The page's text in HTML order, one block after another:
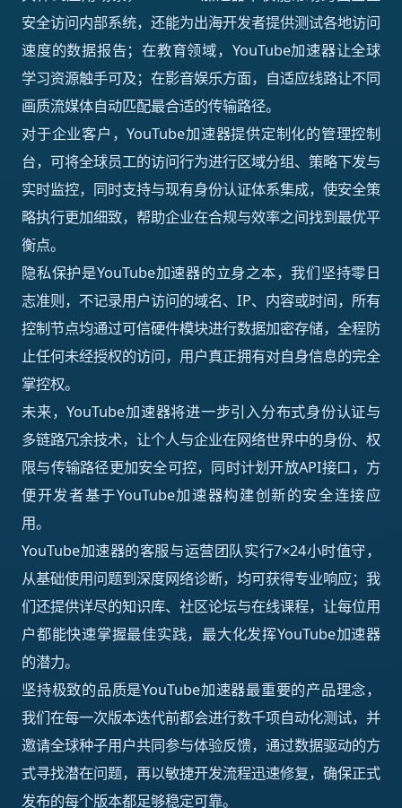
安全访问内部系统，还能为出海开发者提供测试各地访问
速度的数据报告；在教育领域，YouTube加速器让全球
学习资源触手可及；在影音娱乐方面，自适应线路让不同
画质流媒体自动匹配最合适的传输路径。
对于企业客户，YouTube加速器提供定制化的管理控制
台，可将全球员工的访问行为进行区域分组、策略下发与
实时监控，同时支持与现有身份认证体系集成，使安全策
略执行更加细致，帮助企业在合规与效率之间找到最优平
衡点。
隐私保护是YouTube加速器的立身之本，我们坚持零日
志准则，不记录用户访问的域名、IP、内容或时间，所有
控制节点均通过可信硬件模块进行数据加密存储，全程防
止任何未经授权的访问，用户真正拥有对自身信息的完全
掌控权。
未来，YouTube加速器将进一步引入分布式身份认证与
多链路冗余技术，让个人与企业在网络世界中的身份、权
限与传输路径更加安全可控，同时计划开放API接口，方
便开发者基于YouTube加速器构建创新的安全连接应
用。
YouTube加速器的客服与运营团队实行7×24小时值守，
从基础使用问题到深度网络诊断，均可获得专业响应；我
们还提供详尽的知识库、社区论坛与在线课程，让每位用
户都能快速掌握最佳实践，最大化发挥YouTube加速器
的潜力。
坚持极致的品质是YouTube加速器最重要的产品理念，
我们在每一次版本迭代前都会进行数千项自动化测试，并
邀请全球种子用户共同参与体验反馈，通过数据驱动的方
式寻找潜在问题，再以敏捷开发流程迅速修复，确保正式
发布的每个版本都足够稳定可靠。